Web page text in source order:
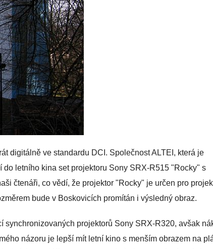
digitálně ve standardu DCI. Společnost ALTEI, která je
letního kina set projektoru Sony SRX-R515 "Rocky" s
čtenáři, co vědí, že projektor "Rocky" je určen pro
bude v Boskovicích promítán i výsledný obraz.
synchronizovaných projektorů Sony SRX-R320, avšak
názoru je lepší mít letní kino s menším obrazem na